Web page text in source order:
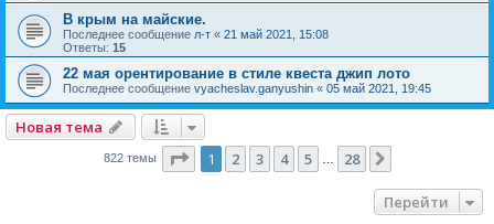
В крым на майские.
Последнее сообщение л-т « 21 май 2021, 15:08
Ответы: 15
22 мая орентирование в стиле квеста джип лото
Последнее сообщение vyacheslav.ganyushin « 05 май 2021, 19:45
Новая тема
822 темы Страница из 28
1 2 3 4 5 28
Перейти